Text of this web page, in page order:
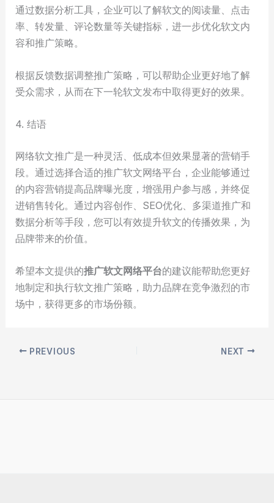
通过数据分析工具，企业可以了解软文的阅读量、点击
率、转发量、评论数量等关键指标，进一步优化软文内
容和推广策略。
根据反馈数据调整推广策略，可以帮助企业更好地了解
受众需求，从而在下一轮软文发布中取得更好的效果。
4. 结语
网络软文推广是一种灵活、低成本但效果显著的营销手
段。通过选择合适的推广软文网络平台，企业能够通过
的内容营销提高品牌曝光度，增强用户参与感，并终促
进销售转化。通过内容创作、SEO优化、多渠道推广和
数据分析等手段，您可以有效提升软文的传播效果，为
品牌带来的价值。
希望本文提供的推广软文网络平台的建议能帮助您更好
地制定和执行软文推广策略，助力品牌在竞争激烈的市
场中，获得更多的市场份额。
PREVIOUS NEXT